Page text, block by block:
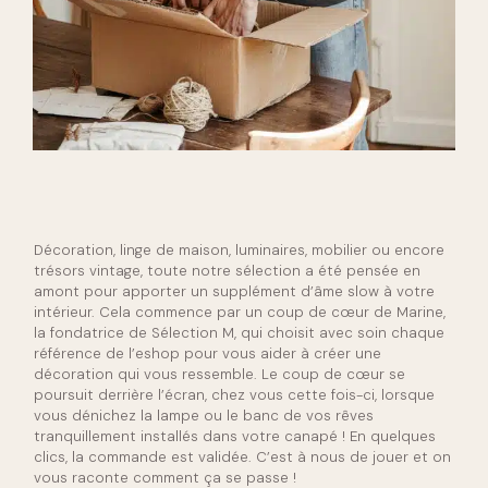
Décoration, linge de maison, luminaires, mobilier ou encore
trésors vintage, toute notre sélection a été pensée en
amont pour apporter un supplément d’âme slow à votre
intérieur. Cela commence par un coup de cœur de Marine,
la fondatrice de Sélection M, qui choisit avec soin chaque
référence de l’eshop pour vous aider à créer une
décoration qui vous ressemble. Le coup de cœur se
poursuit derrière l’écran, chez vous cette fois-ci, lorsque
vous dénichez la lampe ou le banc de vos rêves
tranquillement installés dans votre canapé ! En quelques
clics, la commande est validée. C’est à nous de jouer et on
vous raconte comment ça se passe !